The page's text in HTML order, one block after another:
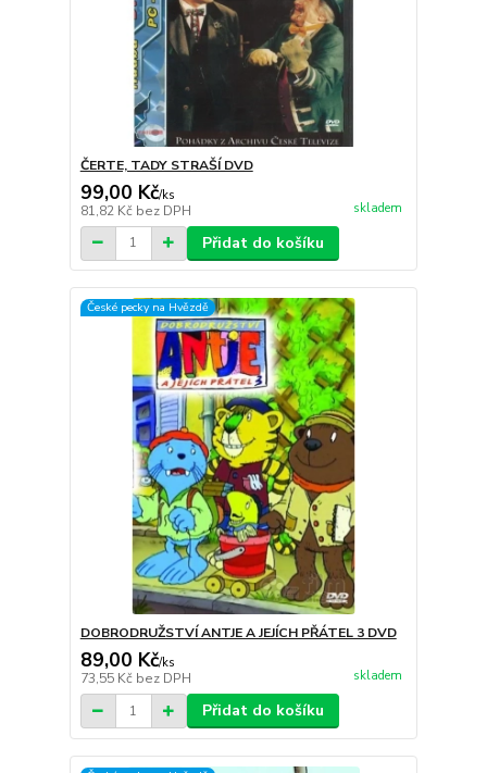
ČERTE, TADY STRAŠÍ DVD
99,00 Kč/ks
81,82 Kč bez DPH skladem
Přidat do košíku
České pecky na Hvězdě
DOBRODRUŽSTVÍ ANTJE A JEJÍCH PŘÁTEL 3 DVD
89,00 Kč/ks
73,55 Kč bez DPH skladem
Přidat do košíku